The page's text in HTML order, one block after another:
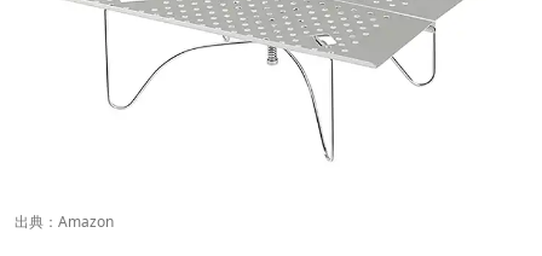
出典： Amazon